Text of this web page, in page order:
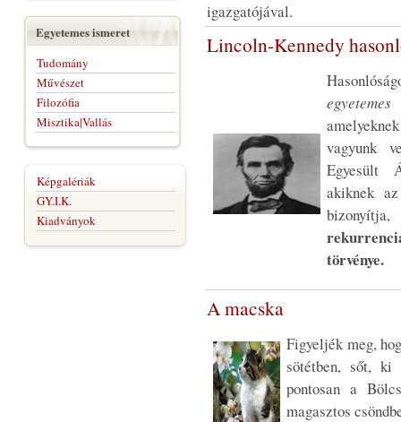
igazgatójával.
Lincoln-Kennedy
vagyunk
Egyesült
akiknek
törvénye.
A macska
Figyeljék meg,
sötétben, sőt, ki
pontosan a
magasztos
Egyetemes ismeret
Tudomány
Művészet
Filozófia
Misztika|Vallás
Képgalériák
GY.I.K.
Kiadványok